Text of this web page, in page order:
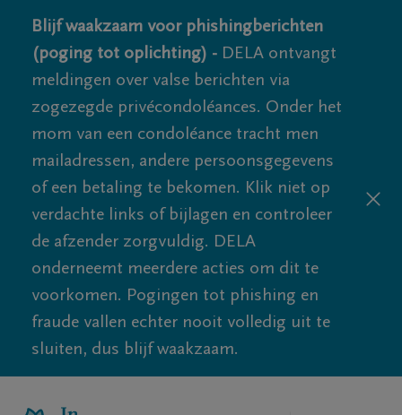
Blijf waakzaam voor phishingberichten
(poging tot oplichting) - DELA ontvangt
meldingen over valse berichten via
zogezegde privécondoléances. Onder het
mom van een condoléance tracht men
mailadressen, andere persoonsgegevens
of een betaling te bekomen. Klik niet op
verdachte links of bijlagen en controleer
de afzender zorgvuldig. DELA
onderneemt meerdere acties om dit te
voorkomen. Pogingen tot phishing en
fraude vallen echter nooit volledig uit te
sluiten, dus blijf waakzaam.